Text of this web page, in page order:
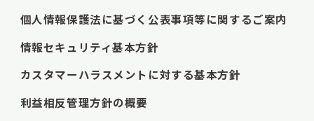
個人情報保護法に基づく公表事項等に関するご案内
情報セキュリティ基本方針
カスタマーハラスメントに対する基本方針
利益相反管理方針の概要